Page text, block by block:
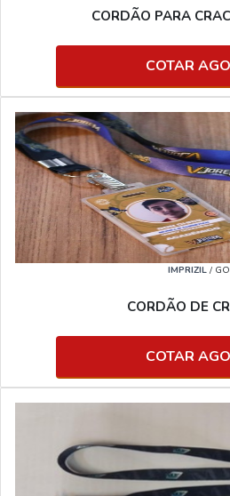
CORDÃO PARA
COTAR
IMPRIZIL / GO
CORDÃO DE
COTAR